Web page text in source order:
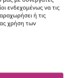
ενδεχομένως να τις
ή τις
χρήση των